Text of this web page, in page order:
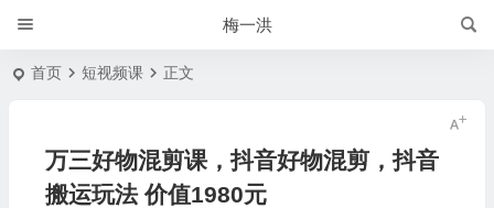
梅一洪
首页 短视频课 正文
万三好物混剪课，抖音好物混剪，抖音
搬运玩法 价值1980元